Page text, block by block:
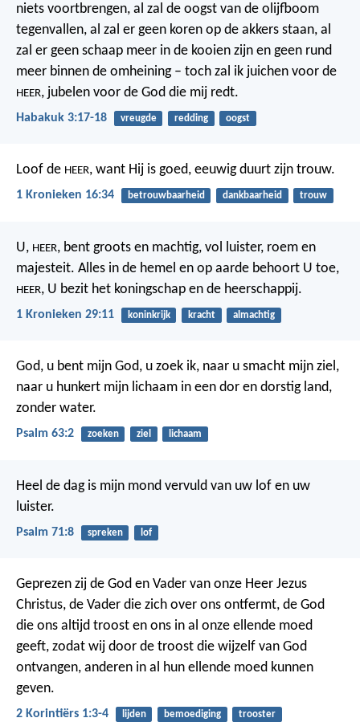
niets voortbrengen, al zal de oogst van de olijfboom
tegenvallen, al zal er geen koren op de akkers staan, al
zal er geen schaap meer in de kooien zijn en geen rund
meer binnen de omheining – toch zal ik juichen voor de
HEER, jubelen voor de God die mij redt.
Habakuk 3:17-18 vreugde redding oogst
Loof de HEER, want Hij is goed, eeuwig duurt zijn trouw.
1 Kronieken 16:34 betrouwbaarheid dankbaarheid trouw
U, HEER, bent groots en machtig, vol luister, roem en
majesteit. Alles in de hemel en op aarde behoort U toe,
HEER, U bezit het koningschap en de heerschappij.
1 Kronieken 29:11 koninkrijk kracht almachtig
God, u bent mijn God, u zoek ik, naar u smacht mijn ziel,
naar u hunkert mijn lichaam in een dor en dorstig land,
zonder water.
Psalm 63:2 zoeken ziel lichaam
Heel de dag is mijn mond vervuld van uw lof en uw
luister.
Psalm 71:8 spreken lof
Geprezen zij de God en Vader van onze Heer Jezus
Christus, de Vader die zich over ons ontfermt, de God
die ons altijd troost en ons in al onze ellende moed
geeft, zodat wij door de troost die wijzelf van God
ontvangen, anderen in al hun ellende moed kunnen
geven.
2 Korintiërs 1:3-4 lijden bemoediging trooster